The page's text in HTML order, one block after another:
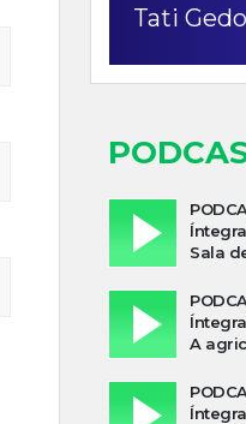
Tati
Íntegra